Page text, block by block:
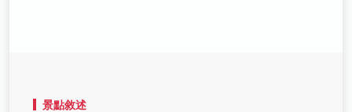
景點敘述